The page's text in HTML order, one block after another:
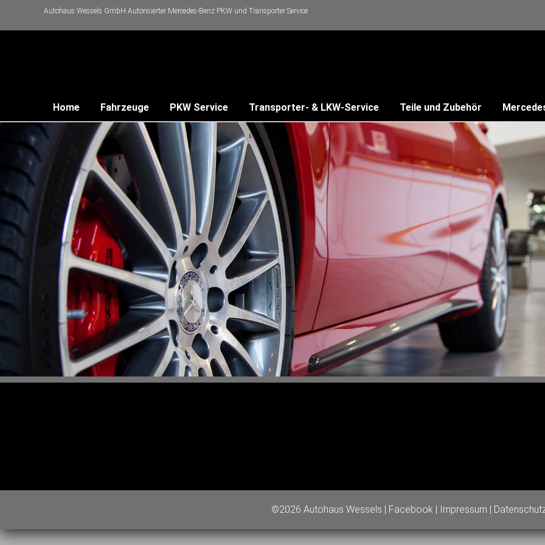
Autohaus Wessels GmbH Autorisierter Mercedes-Benz PKW und Transporter Service
Home Fahrzeuge PKW Service Transporter- & LKW-Service Teile und Zubehör
©2026 Autohaus Wessels | Facebook| Impressum |